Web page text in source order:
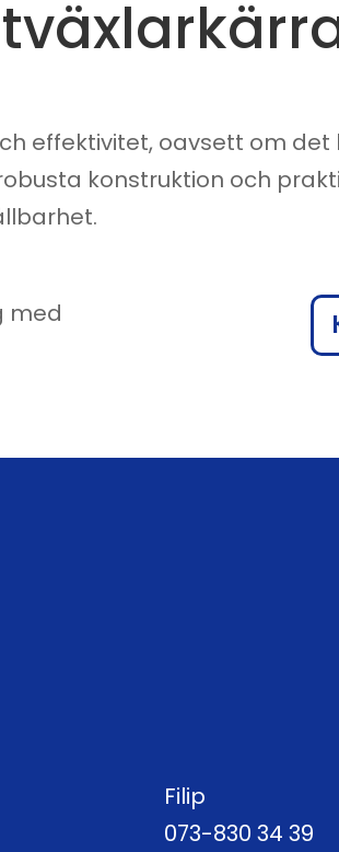
effektivitet, oavsett om
konstruktion och
med
Filip
073-830 34 39